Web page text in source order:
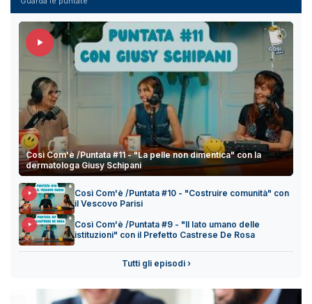
Così Com'è /Puntata #11 - "La pelle non dimentica" con la
dermatologa Giusy Schipani
Così Com'è /Puntata #10 - "Costruire comunità" con
il Vescovo Parisi
Così Com'è /Puntata #9 - "Il lato umano delle
istituzioni" con il Prefetto Castrese De Rosa
Tutti gli episodi ›